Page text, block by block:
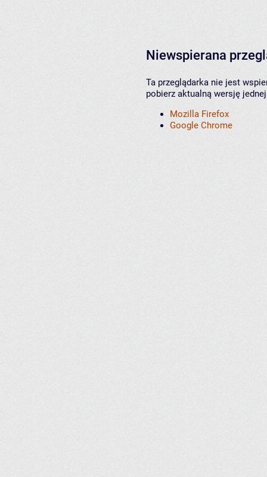
Niewspierana
Ta przeglądarka nie jest
pobierz aktualną wersję
Mozilla Firefox
Google Chrome